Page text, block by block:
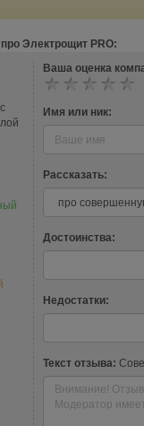
Электрощит PRO:
Ваша оценка
Имя или ник:
Рассказать:
Достоинства:
Недостатки:
Текст отзыва: